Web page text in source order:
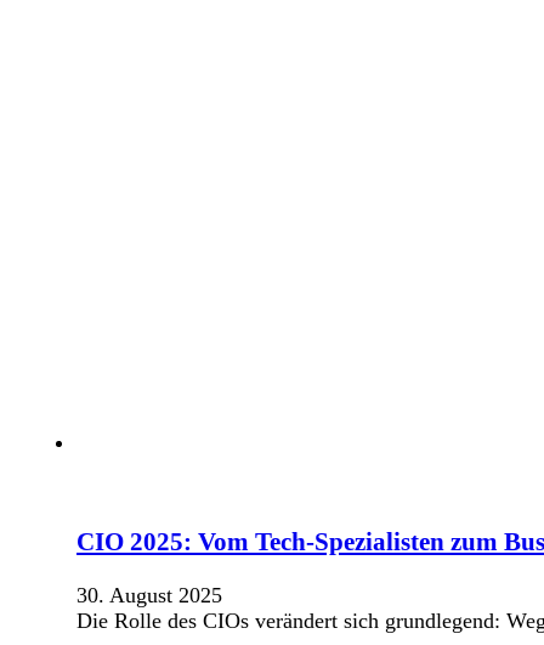
CIO 2025: Vom Tech-Spezialisten zum
30. August 2025
Die Rolle des CIOs verändert sich grundlegend: